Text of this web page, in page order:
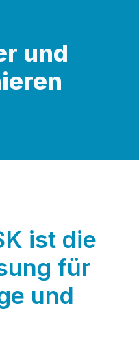
und
ist die
für
und